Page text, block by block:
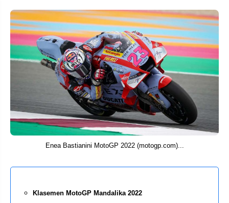
Enea Bastianini MotoGP 2022 (motogp.com)...
Klasemen MotoGP Mandalika 2022